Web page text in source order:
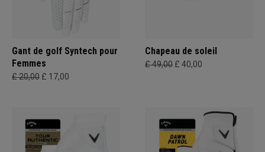
Gant de golf Syntech pour
Femmes
£ 20,00 £ 17,00
Chapeau de soleil
£ 49,00 £ 40,00